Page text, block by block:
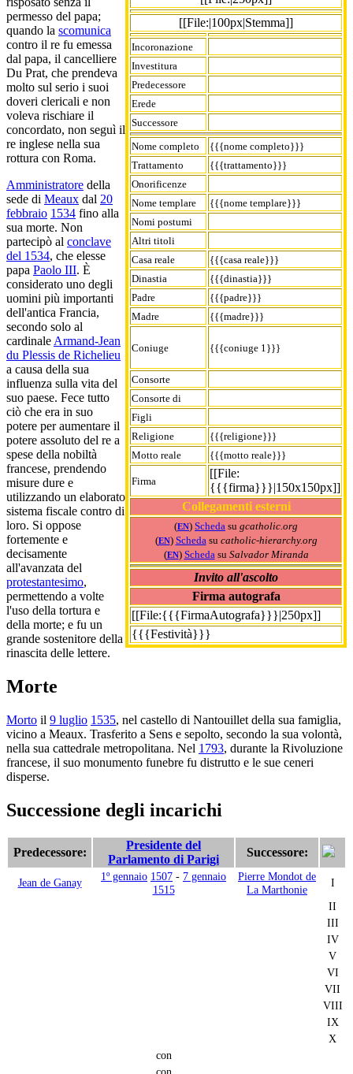
[[File:|100px|Stemma]]
Incoronazione
Investitura
Predecessore
Erede
Successore
Nome completo
{{{nome completo}}}
Trattamento
{{{trattamento}}}
Onorificenze
Nome templare
{{{nome templare}}}
Nomi postumi
Altri titoli
Casa reale
{{{casa reale}}}
Dinastia
{{{dinastia}}}
Padre
{{{padre}}}
Madre
{{{madre}}}
Coniuge {{{coniuge 1}}}
Consorte
Consorte di
Figli
Religione
{{{religione}}}
Motto reale
{{{motto reale}}}
Firma
[[File:
{{{firma}}}|150x150px]]
Collegamenti esterni
(EN) Scheda su gcatholic.org
(EN) Scheda su catholic-hierarchy.org
(EN) Scheda su Salvador Miranda
Invito all'ascolto
Firma autografa
[[File:{{{FirmaAutografa}}}|250px]]
{{{Festività}}}
permesso del papa;
quando la scomunica
contro il re fu emessa
dal papa, il cancelliere
Du Prat, che prendeva
molto sul serio i suoi
doveri clericali e non
voleva rischiare il
concordato, non seguì il
re inglese nella sua
rottura con Roma.
Amministratore della
sede di Meaux dal 20
febbraio 1534 fino alla
sua morte. Non
partecipò al conclave
del 1534, che elesse
papa Paolo III. È
considerato uno degli
uomini più importanti
dell'antica Francia,
secondo solo al
cardinale Armand-Jean
du Plessis de Richelieu
a causa della sua
influenza sulla vita del
suo paese. Fece tutto
ciò che era in suo
potere per aumentare il
potere assoluto del re a
spese della nobiltà
francese, prendendo
misure dure e
utilizzando un elaborato
sistema fiscale contro di
loro. Si oppose
fortemente e
decisamente
all'avanzata del
protestantesimo,
permettendo a volte
l'uso della tortura e
della morte; e fu un
grande sostenitore della
rinascita delle lettere.
Morte
Morto il 9 luglio 1535, nel castello di Nantouillet della sua famiglia,
vicino a Meaux. Trasferito a Sens e sepolto, secondo la sua volontà,
nella sua cattedrale metropolitana. Nel 1793, durante la Rivoluzione
francese, il suo monumento funebre fu distrutto e le sue ceneri
disperse.
Successione degli incarichi
Predecessore:
Presidente del
Parlamento di Parigi
Successore:
Jean de Ganay 1º gennaio 1507 - 7 gennaio
1515
Pierre Mondot de
La Marthonie
I
II
III
IV
V
VI
VII
VIII
IX
X
con